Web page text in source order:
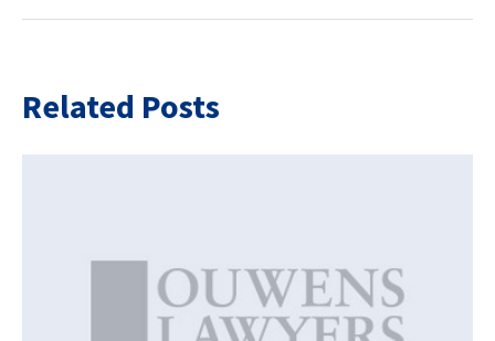
Related Posts